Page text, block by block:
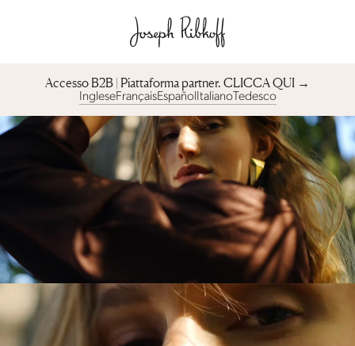
Accesso B2B | Piattaforma partner︎. CLICCA QUI →
IngleseFrançaisEspañolItalianoTedesco